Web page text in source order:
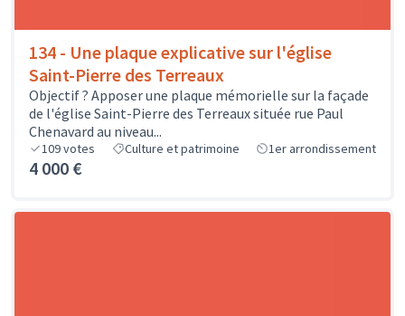
134 - Une plaque explicative sur l'église
Saint-Pierre des Terreaux
Objectif ? Apposer une plaque mémorielle sur la façade
de l'église Saint-Pierre des Terreaux située rue Paul
Chenavard au niveau...
109votes Culture et patrimoine 1er arrondissement
4 000 €